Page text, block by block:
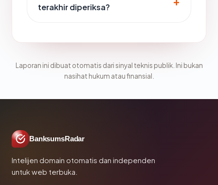
terakhir diperiksa?
Laporan ini dibuat otomatis dari sinyal teknis publik. Ini bukan
nasihat hukum atau finansial.
BanksumsRadar
Intelijen domain otomatis dan independen
untuk web terbuka.